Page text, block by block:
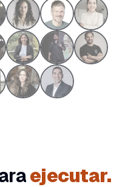
ejecutar.